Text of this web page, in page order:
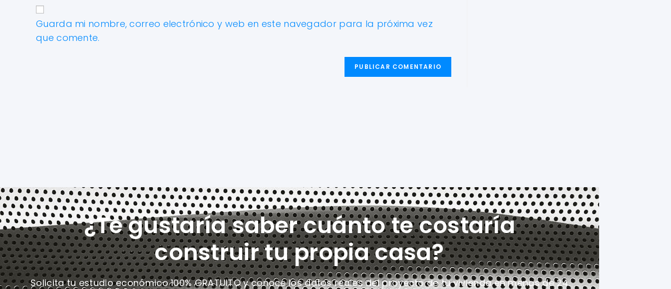
Guarda mi nombre, correo electrónico y web en este navegador para la próxima vez
que comente.
¿Te gustaría saber cuánto te costaría
construir tu propia casa?
Solicita tu estudio económico 100% GRATUITO y conoce los datos reales del proyectode tu vivienda en menos de 24